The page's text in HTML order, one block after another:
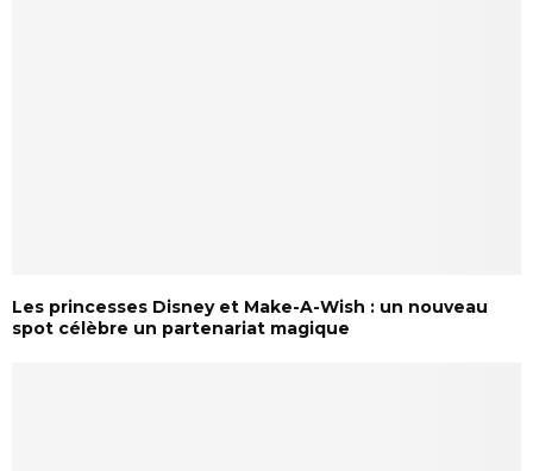
Les princesses Disney et Make-A-Wish : un nouveau
spot célèbre un partenariat magique